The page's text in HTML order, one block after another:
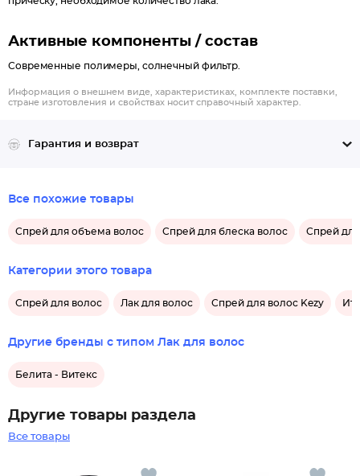
Активные компоненты / состав
Современные полимеры, солнечный фильтр.
Информация о внешнем виде, характеристиках, комплекте поставки,
стране изготовления и свойствах носит справочный характер.
Гарантия и возврат
Все похожие товары
Спрей для объема волос Спрей для блеска волос Спрей
Категории этого товара
Спрей для волос Лак для волос Спрей для волос Kezy
Другие бренды с типом Лак для волос
Белита - Витекс
Другие товары раздела
Все товары